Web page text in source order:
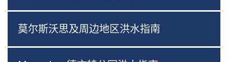
莫尔斯沃思及周边地区洪水指南